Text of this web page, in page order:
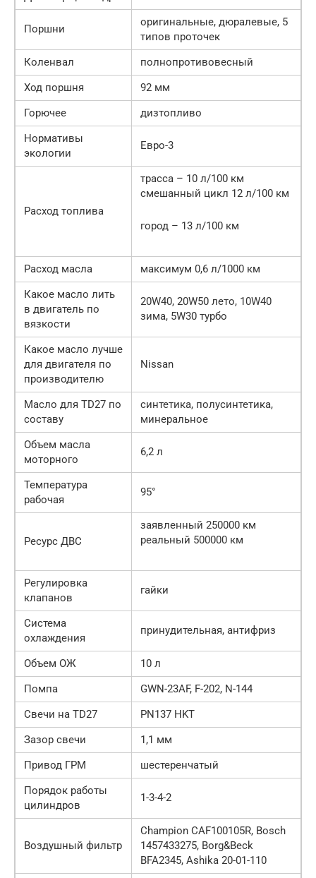
Поршни
оригинальные, дюралевые, 5
типов проточек
Коленвал
полнопротивовесный
Ход поршня
92 мм
Горючее
дизтопливо
Нормативы
экологии
Евро-3
Расход топлива
трасса – 10 л/100 км
смешанный цикл 12 л/100 км
город – 13 л/100 км
Расход масла
максимум 0,6 л/1000 км
Какое масло лить
в двигатель по
вязкости
20W40, 20W50 лето, 10W40
зима, 5W30 турбо
Какое масло лучше
для двигателя по
производителю
Nissan
Масло для TD27 по
составу
синтетика, полусинтетика,
минеральное
Объем масла
моторного
6,2 л
Температура
рабочая
95°
Ресурс ДВС
заявленный 250000 км
реальный 500000 км
Регулировка
клапанов
гайки
Система
охлаждения
принудительная, антифриз
Объем ОЖ
10 л
Помпа
GWN-23AF, F-202, N-144
Свечи на TD27
PN137 HKT
Зазор свечи
1,1 мм
Привод ГРМ
шестеренчатый
Порядок работы
цилиндров
1-3-4-2
Воздушный фильтр
Champion CAF100105R, Bosch
1457433275, Borg&Beck
BFA2345, Ashika 20-01-110